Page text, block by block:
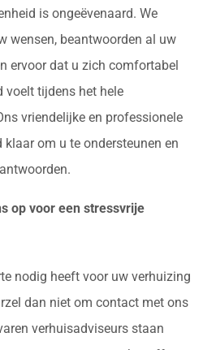
is ongeëvenaard. We
wensen, beantwoorden al uw
ervoor dat u zich comfortabel
voelt tijdens het hele
vriendelijke en professionele
om u te ondersteunen en
op voor een stressvrije
nodig heeft voor uw verhuizing
dan niet om contact met ons
verhuisadviseurs staan